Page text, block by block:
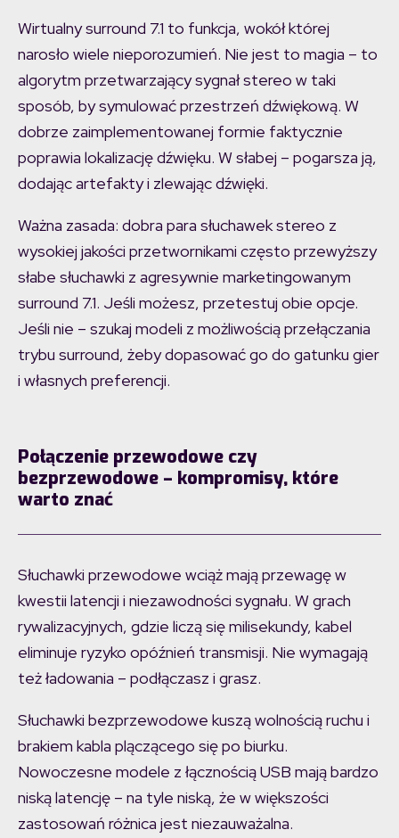
Wirtualny surround 7.1 to funkcja, wokół której
narosło wiele nieporozumień. Nie jest to magia – to
algorytm przetwarzający sygnał stereo w taki
sposób, by symulować przestrzeń dźwiękową. W
dobrze zaimplementowanej formie faktycznie
poprawia lokalizację dźwięku. W słabej – pogarsza ją,
dodając artefakty i zlewając dźwięki.
Ważna zasada: dobra para słuchawek stereo z
wysokiej jakości przetwornikami często przewyższy
słabe słuchawki z agresywnie marketingowanym
surround 7.1. Jeśli możesz, przetestuj obie opcje.
Jeśli nie – szukaj modeli z możliwością przełączania
trybu surround, żeby dopasować go do gatunku gier
i własnych preferencji.
Połączenie przewodowe czy
bezprzewodowe – kompromisy, które
warto znać
Słuchawki przewodowe wciąż mają przewagę w
kwestii latencji i niezawodności sygnału. W grach
rywalizacyjnych, gdzie liczą się milisekundy, kabel
eliminuje ryzyko opóźnień transmisji. Nie wymagają
też ładowania – podłączasz i grasz.
Słuchawki bezprzewodowe kuszą wolnością ruchu i
brakiem kabla plączącego się po biurku.
Nowoczesne modele z łącznością USB mają bardzo
niską latencję – na tyle niską, że w większości
zastosowań różnica jest niezauważalna.